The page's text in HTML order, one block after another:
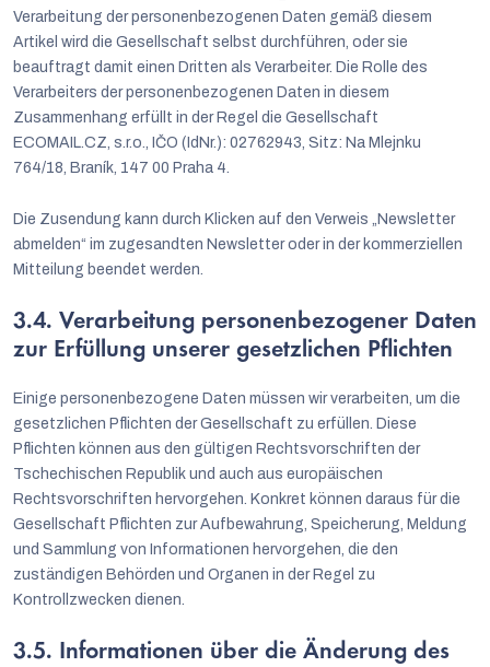
Verarbeitung der personenbezogenen Daten gemäß diesem
Artikel wird die Gesellschaft selbst durchführen, oder sie
beauftragt damit einen Dritten als Verarbeiter. Die Rolle des
Verarbeiters der personenbezogenen Daten in diesem
Zusammenhang erfüllt in der Regel die Gesellschaft
ECOMAIL.CZ, s.r.o., IČO (IdNr.): 02762943, Sitz: Na Mlejnku
764/18, Braník, 147 00 Praha 4.
Die Zusendung kann durch Klicken auf den Verweis „Newsletter
abmelden“ im zugesandten Newsletter oder in der kommerziellen
Mitteilung beendet werden.
3.4. Verarbeitung personenbezogener Daten
zur Erfüllung unserer gesetzlichen Pflichten
Einige personenbezogene Daten müssen wir verarbeiten, um die
gesetzlichen Pflichten der Gesellschaft zu erfüllen. Diese
Pflichten können aus den gültigen Rechtsvorschriften der
Tschechischen Republik und auch aus europäischen
Rechtsvorschriften hervorgehen. Konkret können daraus für die
Gesellschaft Pflichten zur Aufbewahrung, Speicherung, Meldung
und Sammlung von Informationen hervorgehen, die den
zuständigen Behörden und Organen in der Regel zu
Kontrollzwecken dienen.
3.5. Informationen über die Änderung des